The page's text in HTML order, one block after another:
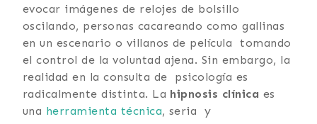
evocar imágenes de relojes de bolsillo
oscilando, personas cacareando como gallinas
en un escenario o villanos de película tomando
el control de la voluntad ajena. Sin embargo, la
realidad en la consulta de psicología es
radicalmente distinta. La hipnosis clínica es
una herramienta técnica, seria y